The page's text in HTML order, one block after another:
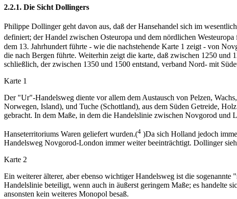
2.2.1. Die Sicht Dollingers
Philippe Dollinger geht davon aus, daß der Hansehandel sich im
definiert; der Handel zwischen Osteuropa und dem nördlichen
dem 13. Jahrhundert führte - wie die nachstehende Karte 1 zeigt - von
die nach Bergen führte. Weiterhin zeigt die karte, daß zwischen 1250 und
schließlich, der zwischen 1350 und 1500 entstand, verband Nord- mit
Karte 1
Der "Ur"-Handelsweg diente vor allem dem Austausch von Pelzen,
Norwegen, Island), und Tuche (Schottland), aus dem Süden Getreide,
gebracht. In dem Maße, in dem die Handelslinie zwischen Novgorod und
Hanseterritoriums Waren geliefert wurden.(4 )Da sich Holland jedoch
Handelsweg Novgorod-London immer weiter beeinträchtigt. Dollinger
Karte 2
Ein weiterer älterer, aber ebenso wichtiger Handelsweg ist die
Handelslinie beteiligt, wenn auch in äußerst geringem Maße; es handelte
ansonsten kein weiteres Monopol besaß.